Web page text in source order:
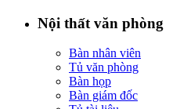
Nội thất văn phòng
Bàn nhân viên
Tủ văn phòng
Bàn họp
Bàn giám đốc